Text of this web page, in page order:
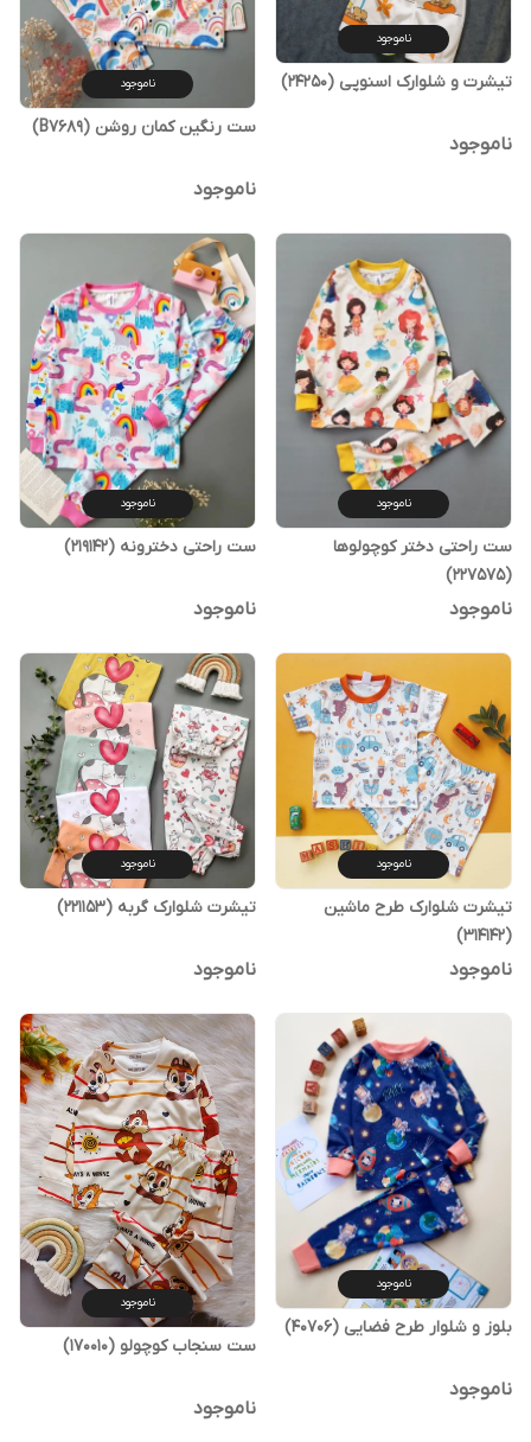
ناموجود
تیشرت و شلوارک اسنوپی (24250)
ناموجود
ناموجود
ست رنگین کمان روشن (B7689)
ناموجود
ناموجود
ست راحتی دختر کوچولوها
(227575)
ناموجود
ناموجود
ست راحتی دخترونه (219142)
ناموجود
ناموجود
تیشرت شلوارک طرح ماشین
(314142)
ناموجود
ناموجود
تیشرت شلوارک گربه (221153)
ناموجود
ناموجود
بلوز و شلوار طرح فضایی (40706)
ناموجود
ناموجود
ست سنجاب کوچولو (170010)
ناموجود